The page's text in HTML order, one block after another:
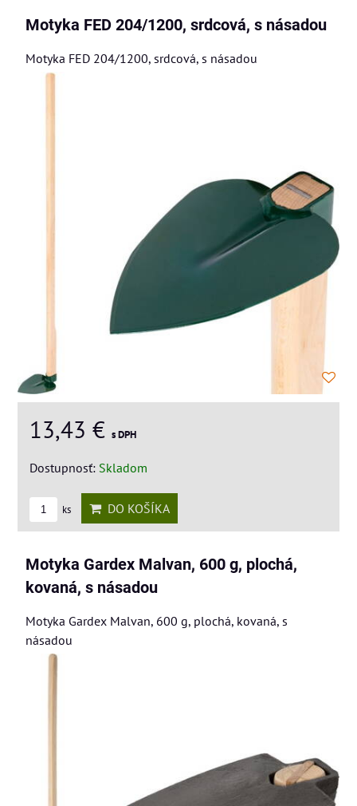
Motyka FED 204/1200, srdcová, s násadou
Motyka FED 204/1200, srdcová, s násadou
13,43 € s DPH
Dostupnosť: Skladom
ks DO KOŠÍKA
Motyka Gardex Malvan, 600 g, plochá,
kovaná, s násadou
Motyka Gardex Malvan, 600 g, plochá, kovaná, s
násadou